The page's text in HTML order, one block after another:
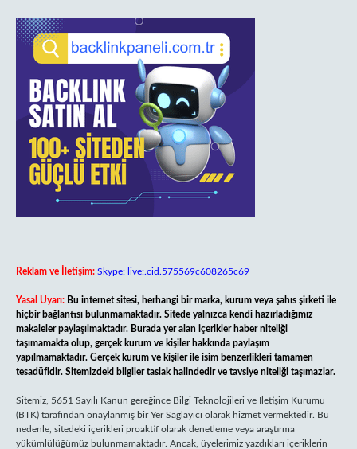
Reklam ve İletişim: Skype: live:.cid.575569c608265c69
Yasal Uyarı: Bu internet sitesi, herhangi bir marka, kurum veya şahıs şirketi ile
hiçbir bağlantısı bulunmamaktadır. Sitede yalnızca kendi hazırladığımız
makaleler paylaşılmaktadır. Burada yer alan içerikler haber niteliği
taşımamakta olup, gerçek kurum ve kişiler hakkında paylaşım
yapılmamaktadır. Gerçek kurum ve kişiler ile isim benzerlikleri tamamen
tesadüfidir. Sitemizdeki bilgiler taslak halindedir ve tavsiye niteliği taşımazlar.
Sitemiz, 5651 Sayılı Kanun gereğince Bilgi Teknolojileri ve İletişim Kurumu
(BTK) tarafından onaylanmış bir Yer Sağlayıcı olarak hizmet vermektedir. Bu
nedenle, sitedeki içerikleri proaktif olarak denetleme veya araştırma
yükümlülüğümüz bulunmamaktadır. Ancak, üyelerimiz yazdıkları içeriklerin